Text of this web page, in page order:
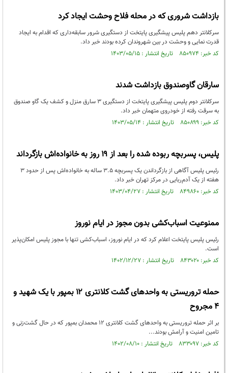
بازداشت شروری که در محله فلاح وحشت ایجاد کرد
سرکلانتر دهم پلیس پیشگیری پایتخت از دستگیری شرور سابقه‌داری که اقدام به ایجاد
قدرت نمایی و وحشت در بین شهروندان کرده بودند خبر داد.
کد خبر: ۸۵۰۹۷۴ تاریخ انتشار : ۱۴۰۳/۰۵/۱۵
سارقان گاوصندوق بازداشت شدند
سرکلانتر دوم پلیس پیشگیری پایتخت از دستگیری ۳ سارق منزل و کشف یک گاو صندوق
به سرقت رفته از خودروی متهمان خبر داد.
کد خبر: ۸۵۰۸۹۹ تاریخ انتشار : ۱۴۰۳/۰۵/۱۴
پلیس، پسربچه ربوده شده را بعد از ۱۹ روز به خانواده‌اش بازگرداند
رئیس پلیس آگاهی از بازگرداندن یک پسربچه ۳.۵ ساله به خانواده‌اش پس از حدود ۳
هفته از یک آدم‌ربایی در مرکز تهران خبر داد.
کد خبر: ۸۴۹۸۶۰ تاریخ انتشار : ۱۴۰۳/۰۴/۲۷
ممنوعیت اسباب‌کشی بدون مجوز در ایام نوروز
رئیس پلیس پایتخت اعلام کرد که در ایام نوروز، اسباب‌کشی تنها با مجوز پلیس امکان‌پذیر
است.
کد خبر: ۸۴۳۰۲۰ تاریخ انتشار : ۱۴۰۲/۱۲/۲۷
حمله تروریستی به واحد‌های گشت کلانتری ۱۲ بمپور با یک ‌شهید و
۴ مجروح
‌‌بر اثر حمله تروریستی به واحد‌های گشت کلانتری ۱۲ محمدان ‌بمپور که در حال گشت‌زنی و
تامین امنیت و آرامش بودند...
کد خبر: ۸۳۳۰۹۷ تاریخ انتشار : ۱۴۰۲/۰۸/۱۰